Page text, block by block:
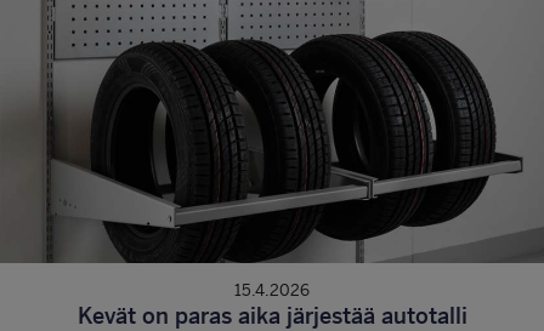
15.4.2026
Kevät on paras aika järjestää autotalli